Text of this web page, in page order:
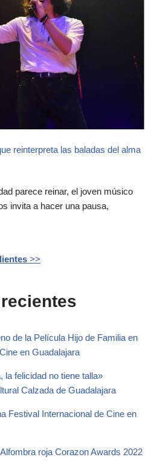
reinterpreta las baladas del alma
parece reinar, el joven músico
invita a hacer una pausa,
>>
de la Película Hijo de Familia en
en Guadalajara
la felicidad no tiene talla»
Calzada de Guadalajara
Festival Internacional de Cine en
Alfombra roja Corazon Awards 2022